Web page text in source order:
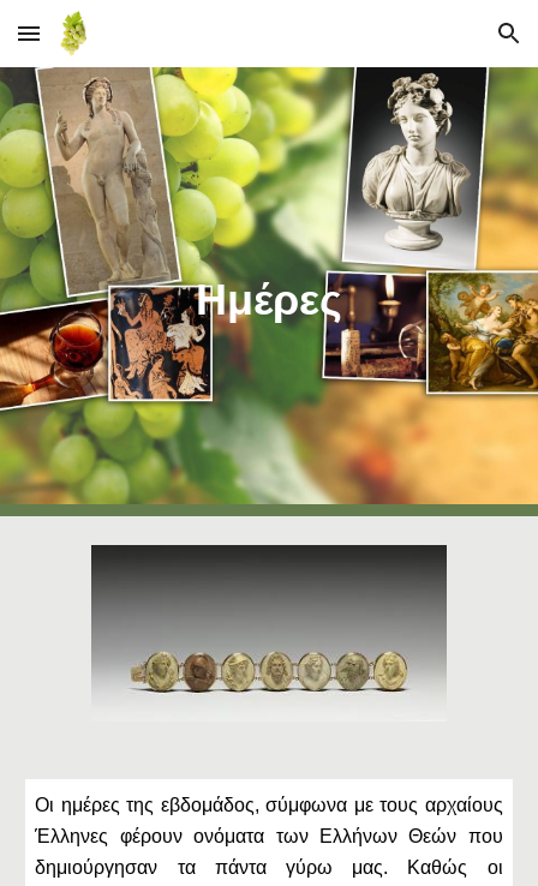
Skip to main content Skip to navigation
Ημέρες
Οι ημέρες της εβδομάδος, σύμφωνα με τους αρχαίους
Έλληνες φέρουν ονόματα των Ελλήνων Θεών που
δημιούργησαν τα πάντα γύρω μας. Καθώς οι